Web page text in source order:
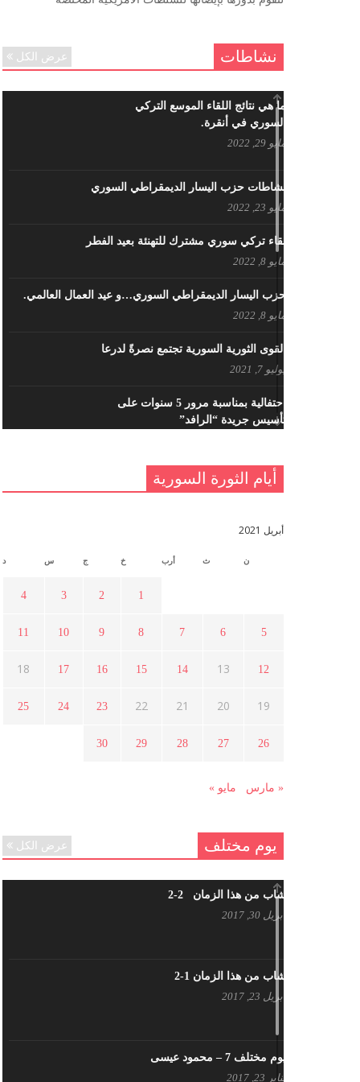
ننساك – خالد الحموري
نشاطات عرض الكل
ما هي نتائج اللقاء الموسع التركي
السوري في أنقرة.
مايو 29, 2022
نشاطات حزب اليسار الديمقراطي السوري
مايو 23, 2022
لقاء تركي سوري مشترك للتهنئة بعيد الفطر
مايو 8, 2022
حزب اليسار الديمقراطي السوري…و عيد العمال العالمي.
مايو 8, 2022
القوى الثورية السورية تجتمع نصرةً لدرعا
يوليو 7, 2021
احتفالية بمناسبة مرور 5 سنوات على
تأسيس جريدة “الرافد”
القدس والربيع العربي في ندوة لحزب
مايو 15, 2021
أسبوع ثقافي في ذكرى الاستقلال
الثورة السورية ؟
في الثورة السورية ؟
أيام الثورة السورية
أبريل 2021
ن ث أرب خ ج س د
1
2
3
4
5
6
7
8
9
10
11
12
13
14
15
16
17
18
19
20
21
22
23
24
25
26
27
28
29
30
« مارس مايو »
يوم مختلف عرض الكل
شاب من هذا الزمان 2-2
أبريل 30, 2017
شاب من هذا الزمان 1-2
أبريل 23, 2017
يوم مختلف 7 – محمود عيسى
يناير 23, 2017